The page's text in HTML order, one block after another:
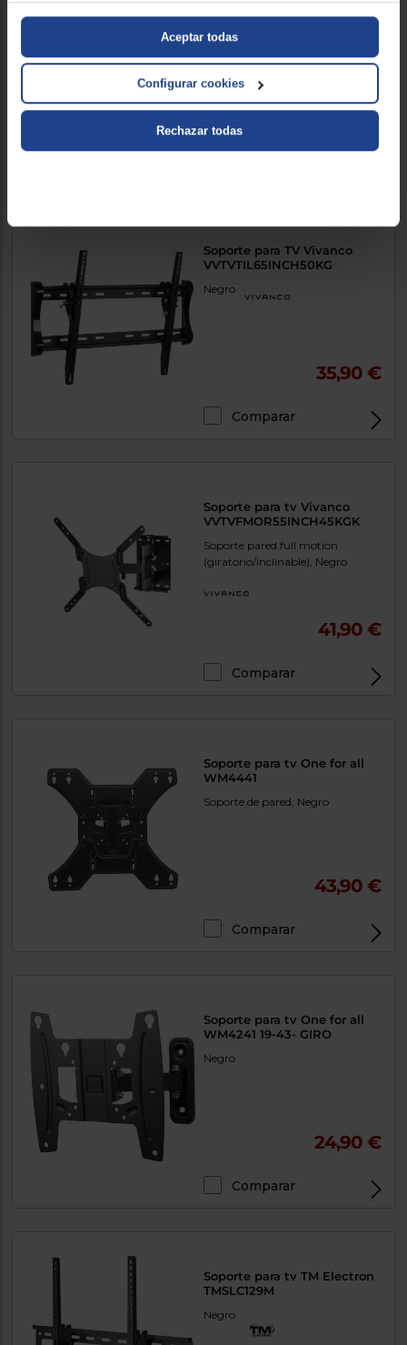
Aceptar todas
Configurar cookies
Rechazar todas
23, Soporte de pared ECO
10,90 €
Soporte para TV Vivanco
VVTVTIL65INCH50KG
Negro
35,90 €
Comparar
Soporte para tv Vivanco
VVTVFMOR55INCH45KGK
Soporte pared full motion
(giratorio/inclinable), Negro
41,90 €
Comparar
Soporte para tv One for all
WM4441
Soporte de pared, Negro
43,90 €
Comparar
Soporte para tv One for all
WM4241 19-43- GIRO
Negro
24,90 €
Comparar
Soporte para tv TM Electron
TMSLC129M
Negro